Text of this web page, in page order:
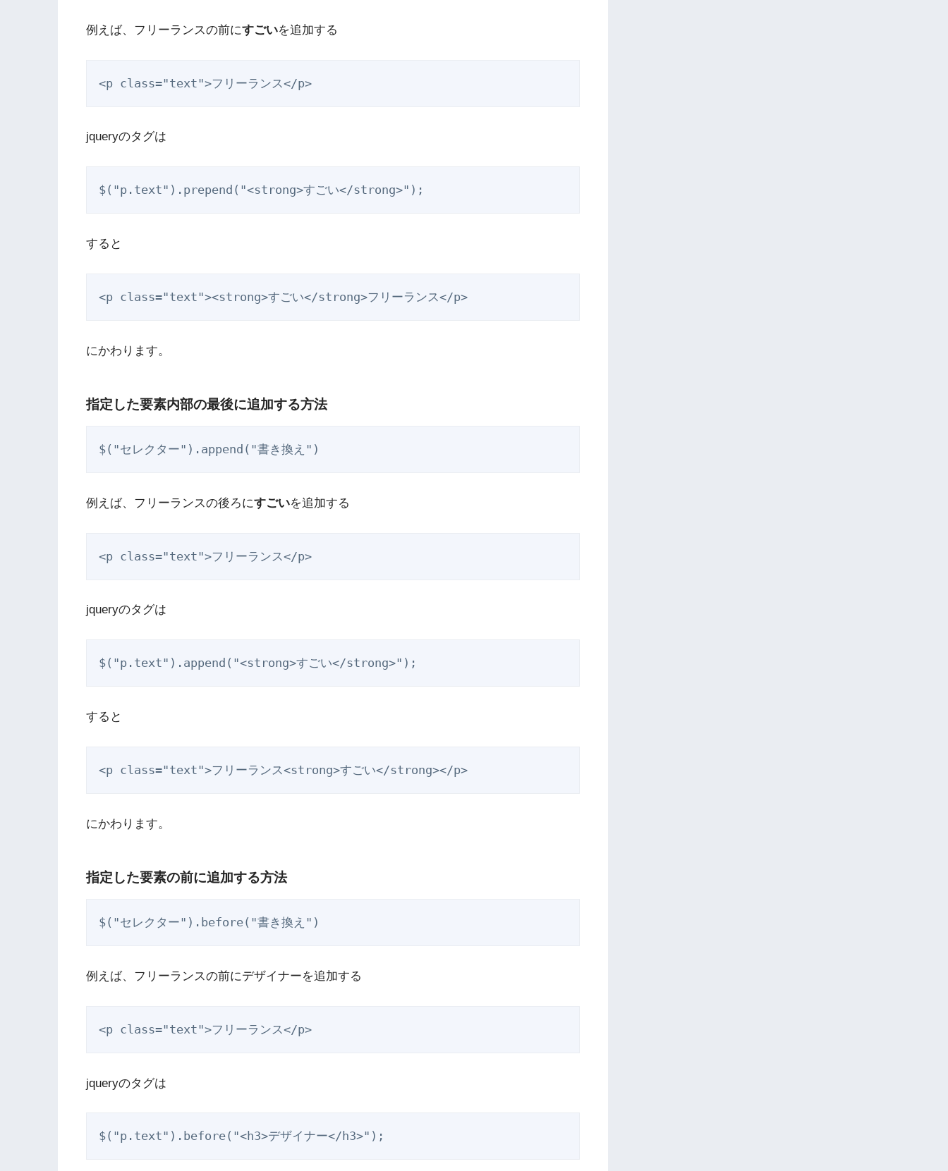
例えば、フリーランスの前にすごいを追加する
<p class="text">フリーランス</p>
jqueryのタグは
$("p.text").prepend("<strong>すごい</strong>");
すると
<p class="text"><strong>すごい</strong>フリーランス</p>
にかわります。
指定した要素内部の最後に追加する方法
$("セレクター").append("書き換え")
例えば、フリーランスの後ろにすごいを追加する
<p class="text">フリーランス</p>
jqueryのタグは
$("p.text").append("<strong>すごい</strong>");
すると
<p class="text">フリーランス<strong>すごい</strong></p>
にかわります。
指定した要素の前に追加する方法
$("セレクター").before("書き換え")
例えば、フリーランスの前にデザイナーを追加する
<p class="text">フリーランス</p>
jqueryのタグは
$("p.text").before("<h3>デザイナー</h3>");